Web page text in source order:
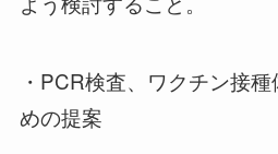
・PCR検査、ワクチン接
めの提案